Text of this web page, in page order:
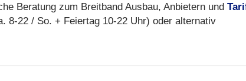
Beratung zum Breitband Ausbau, Anbietern und
8-22 / So. + Feiertag 10-22 Uhr) oder alternativ